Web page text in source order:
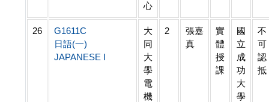
心
26
G1611C
日語(一)
JAPANESE I
大
同
大
學
電
機
2
張嘉
真
實
體
授
課
國
立
成
功
大
學
不
可
認
抵